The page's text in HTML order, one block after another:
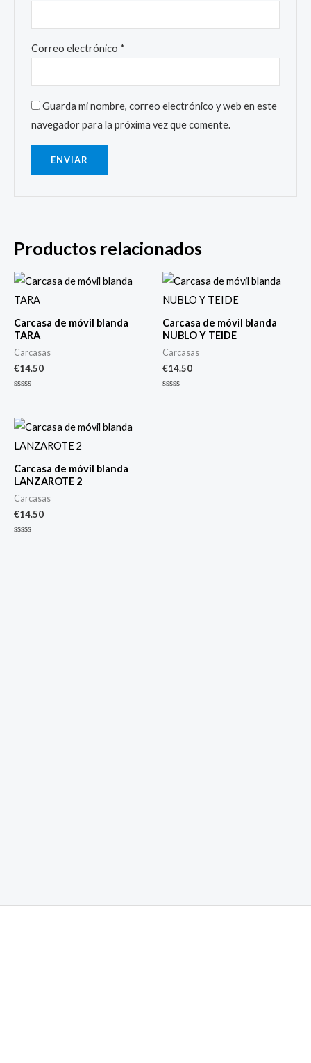
Correo electrónico *
Guarda mi nombre, correo electrónico y web en este
navegador para la próxima vez que comente.
Productos relacionados
Carcasa de móvil blanda
TARA
Carcasas
€14.50
de
5
Carcasa de móvil blanda
NUBLO Y TEIDE
Carcasas
€14.50
Carcasa de móvil blanda
LANZAROTE 2
Carcasas
€14.50